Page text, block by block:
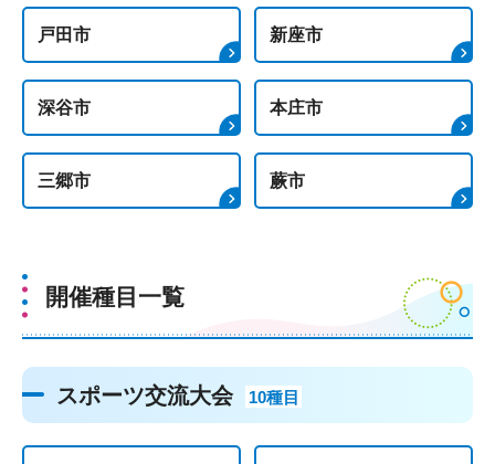
戸田市 新座市
深谷市 本庄市
三郷市 蕨市
開催種目一覧
スポーツ交流大会 10種目